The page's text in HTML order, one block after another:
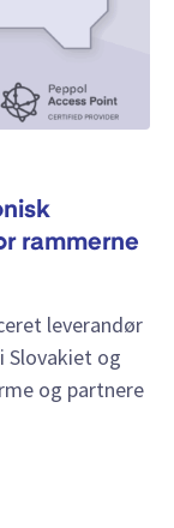
rammerne
leverandør
Slovakiet og
og partnere